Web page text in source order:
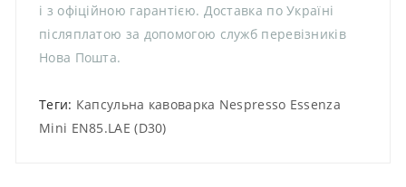
і з офіційною гарантією. Доставка по Україні
післяплатою за допомогою служб перевізників
Нова Пошта.
Теги: Капсульна кавоварка Nespresso Essenza
Mini EN85.LAE (D30)